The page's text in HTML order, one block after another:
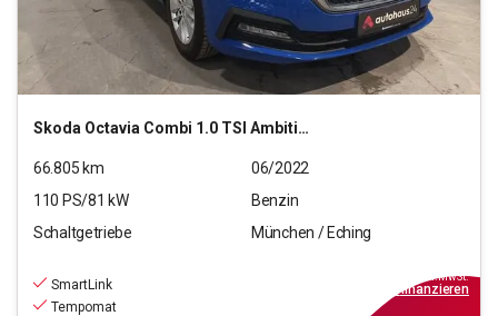
Skoda Octavia Combi 1.0 TSI Ambition
66.805 km
06/2022
110 PS/81 kW
Benzin
Schaltgetriebe
München / Eching
SmartLink
Tempomat
inkl.MwSt.
finanzieren